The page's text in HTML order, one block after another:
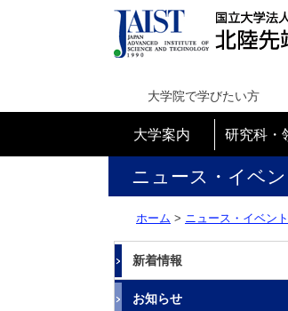
端
科
学
技
大学院で学びたい方
大学案内 研究科・
ニュース・イベン
ホーム > ニュース・イベント
新着情報
お知らせ